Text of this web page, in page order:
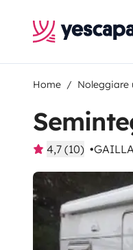
Home Noleggiare
4,7 (10)